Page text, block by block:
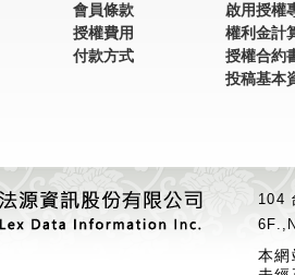
會員條款
授權費用
付款方式
啟用授權
權利金計
授權合約
投稿基本
104
本網